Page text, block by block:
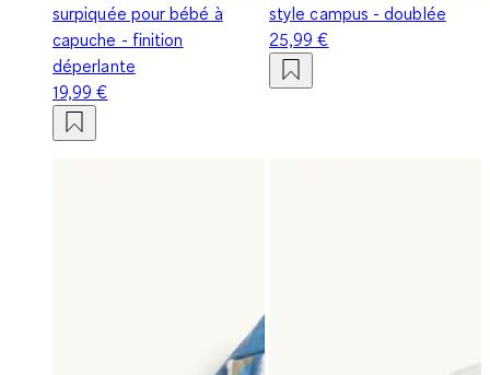
surpiquée pour bébé à
capuche - finition
déperlante
19,99 €
style campus - doublée
25,99 €